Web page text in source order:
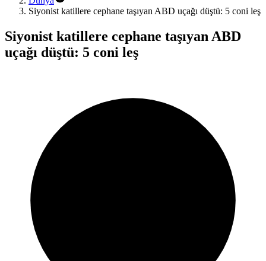
Siyonist katillere cephane taşıyan ABD uçağı düştü: 5 coni leş
Siyonist katillere cephane taşıyan ABD
uçağı düştü: 5 coni leş